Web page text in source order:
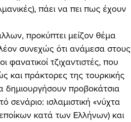
πάει να πει πως έχουν
προκύπτει μείζον θέμα
συνεχώς ότι ανάμεσα στους
τζιχαντιστές, που
και πράκτορες της τουρκικής
δημιουργήσουν προβοκάτσια
ισλαμιστική «νύχτα
κατά των Ελλήνων) και